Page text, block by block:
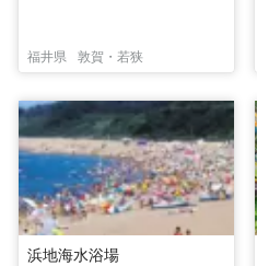
福井県 敦賀・若狭
浜地海水浴場